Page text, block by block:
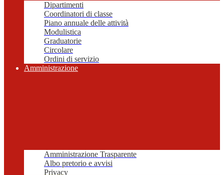
Dipartimenti
Coordinatori di classe
Piano annuale delle attività
Modulistica
Graduatorie
Circolare
Ordini di servizio
Amministrazione
Amministrazione Trasparente
Albo pretorio e avvisi
Privacy